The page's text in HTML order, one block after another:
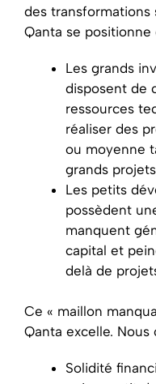
des
Qanta se positionne
Les grands
disposent de
ressources
réaliser des
ou moyenne
grands
Les petits
possèdent
manquent
capital et
delà de
Ce « maillon
Qanta excelle. Nous
Solidité